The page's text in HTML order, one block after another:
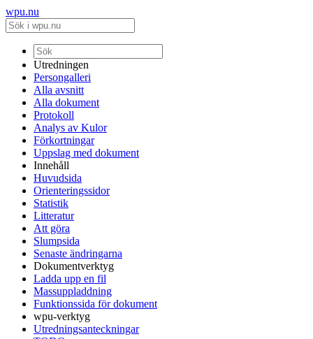
wpu.nu
Utredningen
Persongalleri
Alla avsnitt
Alla dokument
Protokoll
Analys av Kulor
Förkortningar
Uppslag med dokument
Innehåll
Huvudsida
Orienteringssidor
Statistik
Litteratur
Att göra
Slumpsida
Senaste ändringarna
Dokumentverktyg
Ladda upp en fil
Massuppladdning
Funktionssida för dokument
wpu-verktyg
Utredningsanteckningar